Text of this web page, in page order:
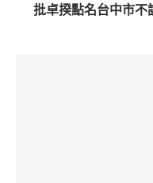
批卓揆點名台中市